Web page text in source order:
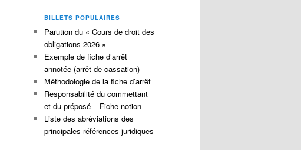
BILLETS POPULAIRES
Parution du « Cours de droit des
obligations 2026 »
Exemple de fiche d’arrêt
annotée (arrêt de cassation)
Méthodologie de la fiche d’arrêt
Responsabilité du commettant
et du préposé – Fiche notion
Liste des abréviations des
principales références juridiques